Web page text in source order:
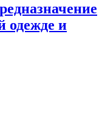
одежде и